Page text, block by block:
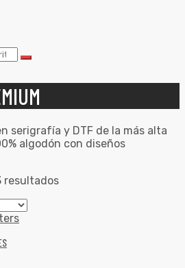
serigrafía y DTF de la más alta
algodón con diseños
resultados